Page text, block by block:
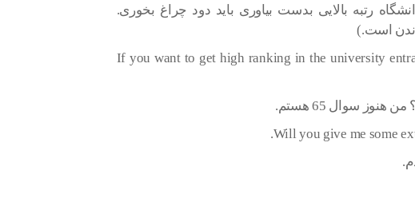
رتبه بالایی بدست بیاوری باید دود چراغ بخوری.
است.)
If you want to get high ranking in the university
Will you give me some